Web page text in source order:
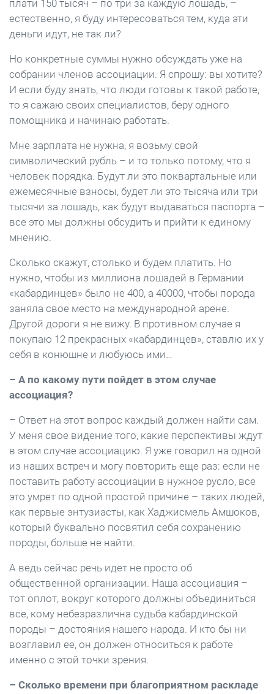
плати 150 тысяч – по три за каждую лошадь, –
естественно, я буду интересоваться тем, куда эти
деньги идут, не так ли?
Но конкретные суммы нужно обсуждать уже на
собрании членов ассоциации. Я спрошу: вы хотите?
И если буду знать, что люди готовы к такой работе,
то я сажаю своих специалистов, беру одного
помощника и начинаю работать.
Мне зарплата не нужна, я возьму свой
символический рубль – и то только потому, что я
человек порядка. Будут ли это поквартальные или
ежемесячные взносы, будет ли это тысяча или три
тысячи за лошадь, как будут выдаваться паспорта –
все это мы должны обсудить и прийти к единому
мнению.
Сколько скажут, столько и будем платить. Но
нужно, чтобы из миллиона лошадей в Германии
«кабардинцев» было не 400, а 40000, чтобы порода
заняла свое место на международной арене.
Другой дороги я не вижу. В противном случае я
покупаю 12 прекрасных «кабардинцев», ставлю их у
себя в конюшне и любуюсь ими…
– А по какому пути пойдет в этом случае
ассоциация?
– Ответ на этот вопрос каждый должен найти сам.
У меня свое видение того, какие перспективы ждут
в этом случае ассоциацию. Я уже говорил на одной
из наших встреч и могу повторить еще раз: если не
поставить работу ассоциации в нужное русло, все
это умрет по одной простой причине – таких людей,
как первые энтузиасты, как Хаджисмель Амшоков,
который буквально посвятил себя сохранению
породы, больше не найти.
А ведь сейчас речь идет не просто об
общественной организации. Наша ассоциация –
тот оплот, вокруг которого должны объединиться
все, кому небезразлична судьба кабардинской
породы – достояния нашего народа. И кто бы ни
возглавил ее, он должен относиться к работе
именно с этой точки зрения.
– Сколько времени при благоприятном раскладе